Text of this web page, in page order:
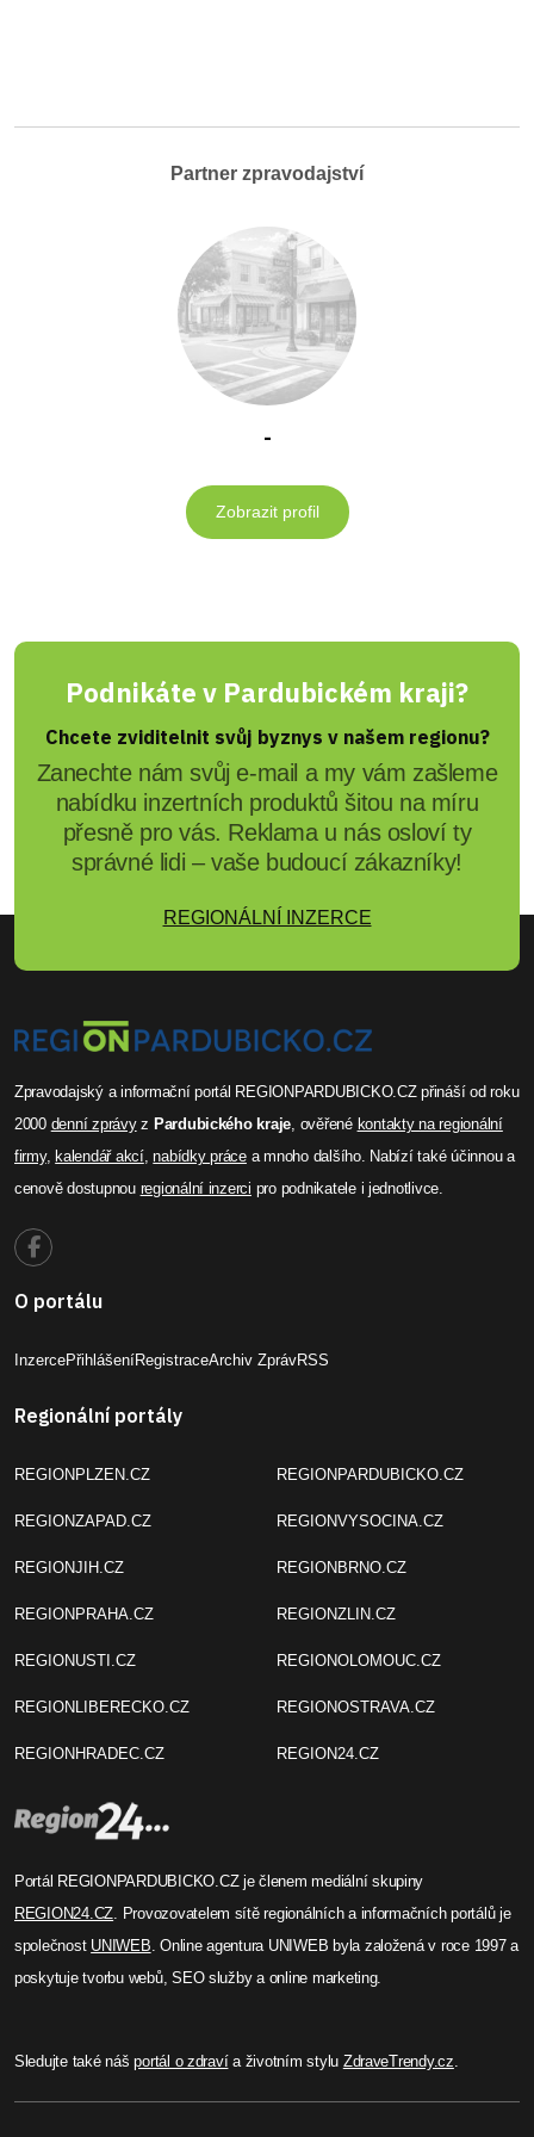
Partner zpravodajství
-
Zobrazit profil
Podnikáte v Pardubickém kraji?
Chcete zviditelnit svůj byznys v našem regionu?
Zanechte nám svůj e-mail a my vám zašleme
nabídku inzertních produktů šitou na míru
přesně pro vás. Reklama u nás osloví ty
správné lidi – vaše budoucí zákazníky!
REGIONÁLNÍ INZERCE
Zpravodajský a informační portál REGIONPARDUBICKO.CZ přináší od roku
2000 denní zprávyz Pardubického kraje , ověřené kontakty na regionální
firmy, kalendář akcí,nabídky prácea mnoho dalšího. Nabízí také účinnou a
cenově dostupnou regionální inzerci pro podnikatele i jednotlivce.
O portálu
InzercePřihlášeníRegistraceArchiv ZprávRSS
Regionální portály
REGIONPLZEN.CZ
REGIONZAPAD.CZ
REGIONJIH.CZ
REGIONPRAHA.CZ
REGIONUSTI.CZ
REGIONLIBERECKO.CZ
REGIONHRADEC.CZ
REGIONPARDUBICKO.CZ
REGIONVYSOCINA.CZ
REGIONBRNO.CZ
REGIONZLIN.CZ
REGIONOLOMOUC.CZ
REGIONOSTRAVA.CZ
REGION24.CZ
Portál REGIONPARDUBICKO.CZ je členem mediální skupiny
REGION24.CZ . Provozovatelem sítě regionálních a informačních portálů je
společnost UNIWEB . Online agentura UNIWEB byla založená v roce 1997 a
poskytuje tvorbu webů, SEO služby a online marketing.
Sledujte také nášportál o zdravía životním stylu ZdraveTrendy.cz